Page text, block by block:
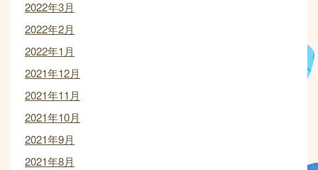
2022年3月
2022年2月
2022年1月
2021年12月
2021年11月
2021年10月
2021年9月
2021年8月